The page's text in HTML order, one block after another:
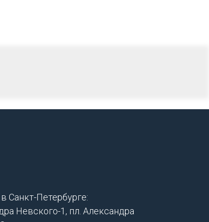
Санкт-Петербурге:
Невского-1, пл. Александра